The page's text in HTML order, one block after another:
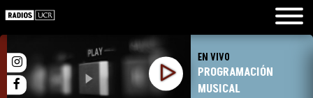
EN VIVO
PROGRAMACIÓN
MUSICAL